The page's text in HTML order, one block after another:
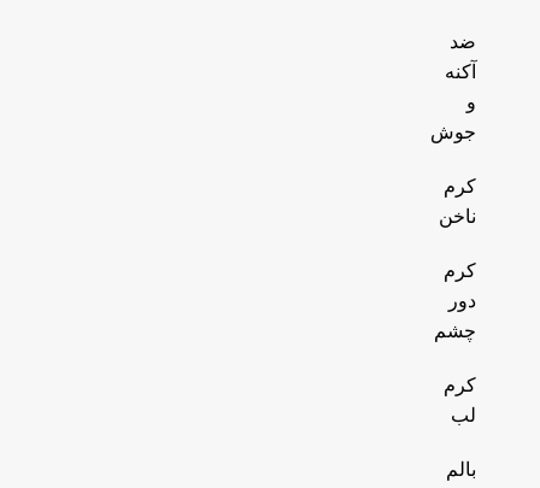
ضد
آکنه
و
جوش
کرم
ناخن
کرم
دور
چشم
کرم
لب
بالم